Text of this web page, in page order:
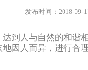
发布时间：2018-09-
到人与自然的和谐
因人而异，进行合理